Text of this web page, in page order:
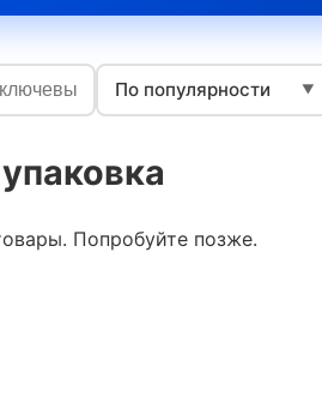
По популярности ▼
Попробуйте позже.